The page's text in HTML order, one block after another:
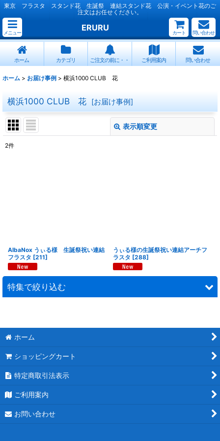
東京 フラスタ スタンド花 生誕祭 連結スタンド花 公演・イベント花のご
注文はお任せください。
メニュー
ERURU
カート 問い合わせ
ホーム カテゴリ ご注文の前に・・ ご利用案内 問い合わせ
ホーム > お届け事例 > 横浜1000 CLUB 花
横浜1000 CLUB 花 [お届け事例]
表示順変更
2件
AlbaNox うぃる様 生誕祭祝い連結
フラスタ [211]
うぃる様の生誕祭祝い連結アーチフ
ラスタ [288]
特集で絞り込む
モチーフスタンド花
ピンク
レッド
ブルー
ホワイト
ホーム
ショッピングカート
特定商取引法表示
ご利用案内
お問い合わせ